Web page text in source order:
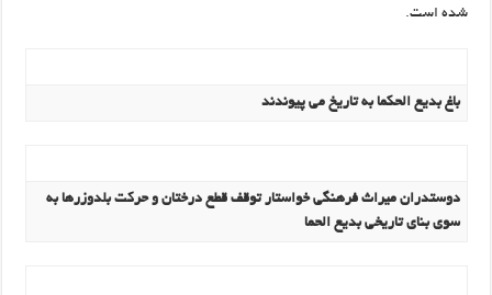
شده است.
باغ بدیع الحکما به تاریخ می پیوندند
دوستدران میراث فرهنگی خواستار توقف قطع درختان و حرکت بلدوزرها به
سوی بنای تاریخی بدیع الحما